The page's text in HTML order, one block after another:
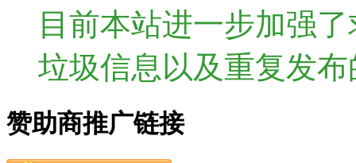
目前本站进一步加强
垃圾信息以及重复发
赞助商推广链接